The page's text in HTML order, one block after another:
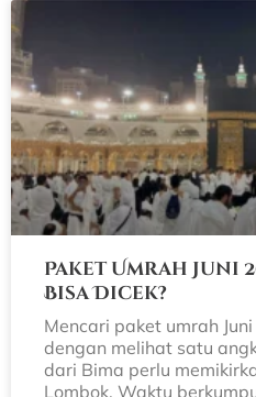
Paket Umrah Juni
Bisa Dicek?
Mencari paket umrah
dengan melihat satu
dari Bima perlu
Lombok. Waktu